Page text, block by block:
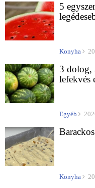
5
Konyha
3 dolog,
lefekvés
Egyéb
Konyha